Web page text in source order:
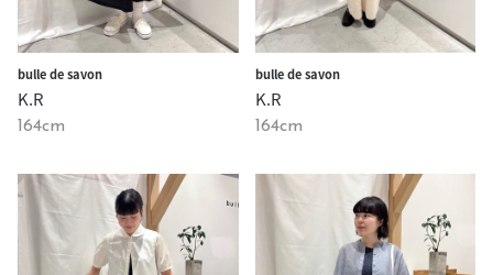
bulle de savon
K.R
164cm
bulle de savon
K.R
164cm